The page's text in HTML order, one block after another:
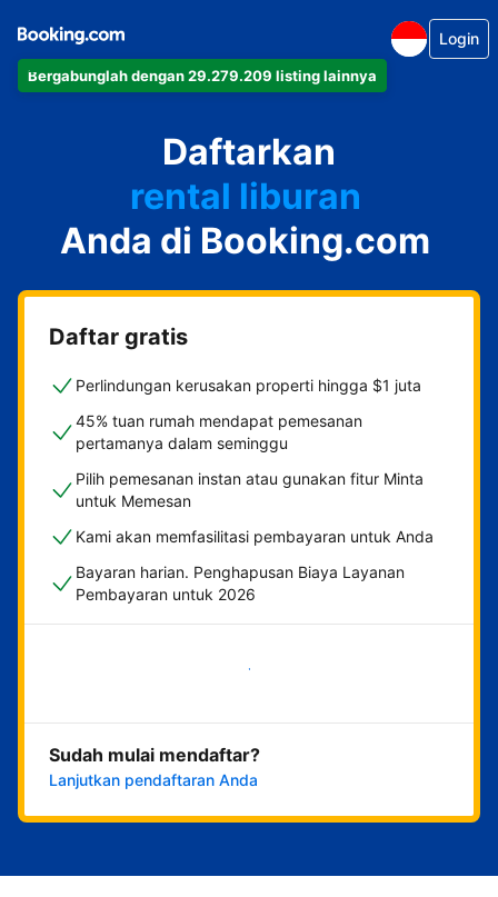
Bergabunglah dengan 29.279.209 listing lainnya
Login
Daftarkan
apartemen
hotel
rental liburan
guest house
bed & breakfast
Anda di Booking.com
Daftar gratis
Perlindungan kerusakan properti hingga $1 juta
45% tuan rumah mendapat pemesanan
pertamanya dalam seminggu
Pilih pemesanan instan atau gunakan fitur Minta
untuk Memesan
Kami akan memfasilitasi pembayaran untuk Anda
Bayaran harian. Penghapusan Biaya Layanan
Pembayaran untuk 2026
Mulai sekarang
Sudah mulai mendaftar?
Lanjutkan pendaftaran Anda